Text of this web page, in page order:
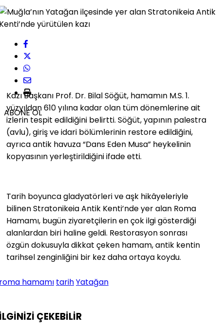
ABONE OL
Kazı Başkanı Prof. Dr. Bilal Söğüt, hamamın M.S. 1.
yüzyıldan 610 yılına kadar olan tüm dönemlerine ait
izlerin tespit edildiğini belirtti. Söğüt, yapının palestra
(avlu), giriş ve idari bölümlerinin restore edildiğini,
ayrıca antik havuza “Dans Eden Musa” heykelinin
kopyasının yerleştirildiğini ifade etti.
Tarih boyunca gladyatörleri ve aşk hikâyeleriyle
bilinen Stratonikeia Antik Kenti’nde yer alan Roma
Hamamı, bugün ziyaretçilerin en çok ilgi gösterdiği
alanlardan biri haline geldi. Restorasyon sonrası
özgün dokusuyla dikkat çeken hamam, antik kentin
tarihsel zenginliğini bir kez daha ortaya koydu.
hamamı tarihYatağan
ÇEKEBİLİR